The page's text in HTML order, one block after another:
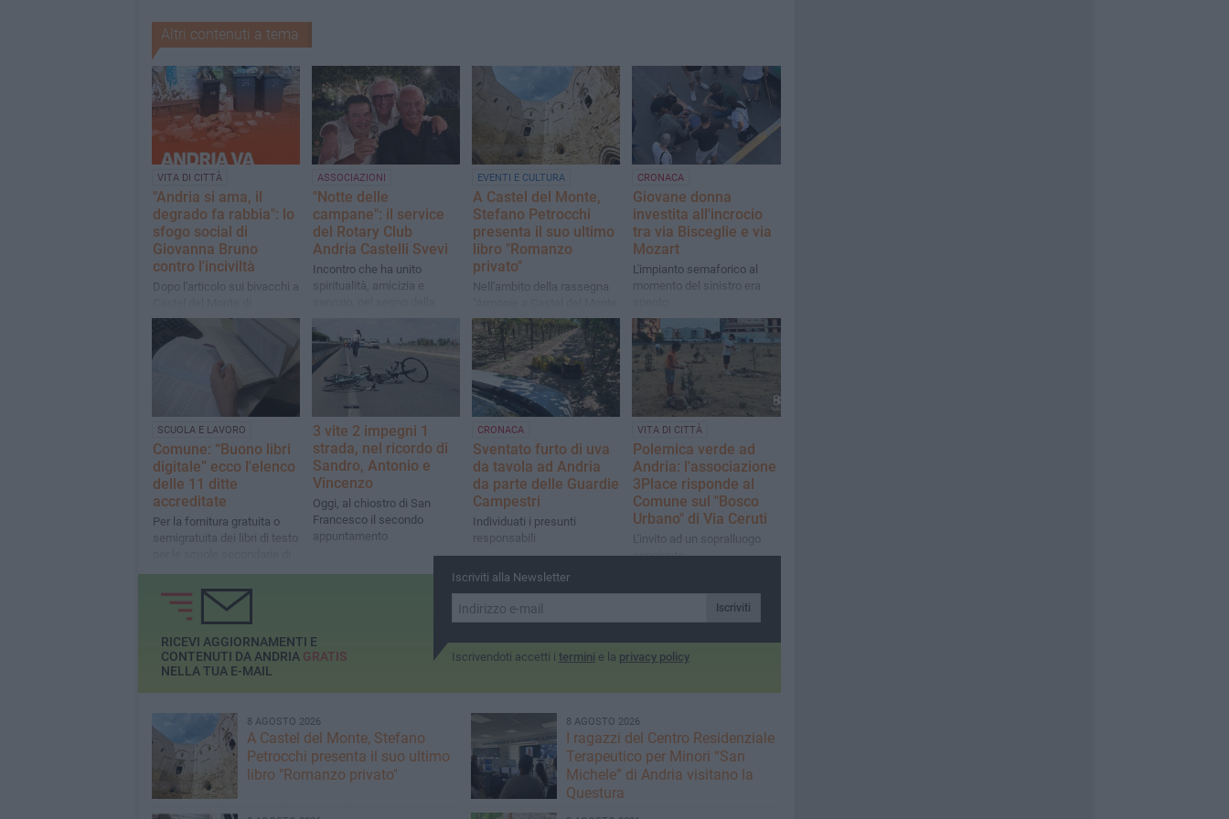
Altri contenuti a tema
VITA DI CITTÀ
"Andria si ama, il
degrado fa rabbia": lo
sfogo social di
Giovanna Bruno
contro l'inciviltà
Dopo l'articolo sui bivacchi a
AndriaViva anche la sindaca
stigmatizza l'accaduto
ASSOCIAZIONI
"Notte delle
campane": il service
del Rotary Club
Andria Castelli Svevi
Incontro che ha unito
spiritualità, amicizia e
della famiglia rotariana
EVENTI E CULTURA
A Castel del Monte,
Stefano Petrocchi
presenta il suo ultimo
libro "Romanzo
privato"
Nell'ambito della rassegna
– Storie di Stelle"
CRONACA
Giovane donna
investita all'incrocio
tra via Bisceglie e via
Mozart
L'impianto semaforico al
momento del sinistro era
SCUOLA E LAVORO
Comune: “Buono libri
digitale” ecco l'elenco
delle 11 ditte
accreditate
Per la fornitura gratuita o
semigratuita dei libri di testo
1° e di 2° grado A.S.
2026/2027
3 vite 2 impegni 1
strada, nel ricordo di
Sandro, Antonio e
Vincenzo
Oggi, al chiostro di San
Francesco il secondo
appuntamento
CRONACA
Sventato furto di uva
da tavola ad Andria
da parte delle Guardie
Campestri
Individuati i presunti
responsabili
VITA DI CITTÀ
Polemica verde ad
Andria: l'associazione
3Place risponde al
Comune sul "Bosco
Urbano" di Via Ceruti
L'invito ad un sopralluogo
congiunto
Iscriviti alla Newsletter
Iscriviti
Iscrivendoti accetti i termini e la privacy policy
RICEVI AGGIORNAMENTI E
CONTENUTI DA ANDRIA GRATIS
NELLA TUA E-MAIL
8 AGOSTO 2026
A Castel del Monte, Stefano
Petrocchi presenta il suo ultimo
libro "Romanzo privato"
8 AGOSTO 2026
I ragazzi del Centro Residenziale
Terapeutico per Minori “San
Michele” di Andria visitano la
Questura